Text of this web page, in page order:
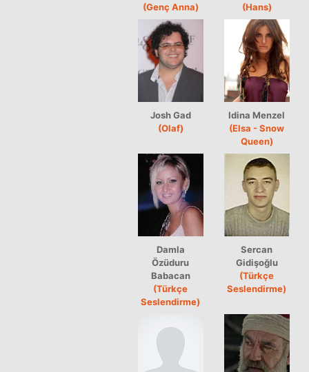
(Genç Anna)
(Hans)
Josh Gad
(Olaf)
Idina Menzel
(Elsa - Snow
Queen)
Damla
Özüduru
Babacan
(Türkçe
Seslendirme)
Sercan
Gidişoğlu
(Türkçe
Seslendirme)